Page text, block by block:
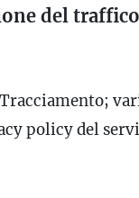
del traffico
policy del